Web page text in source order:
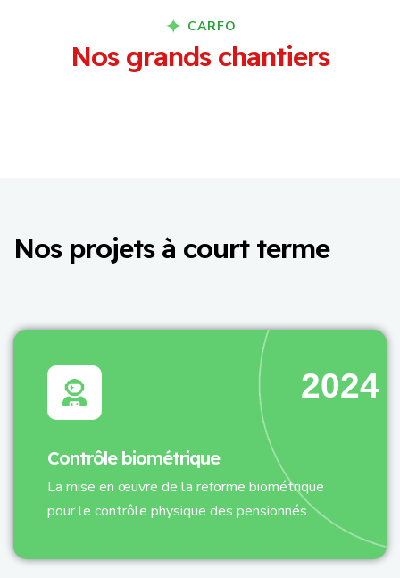
CARFO
Nos grands chantiers
Nos projets à court terme
Contrôle biométrique
La mise en œuvre de la reforme biométrique
pour le contrôle physique des pensionnés.
2024